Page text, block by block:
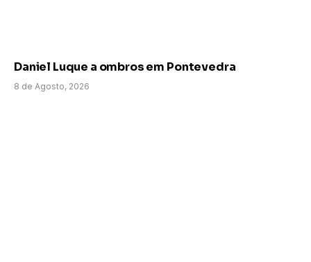
Daniel Luque a ombros em Pontevedra
8 de Agosto, 2026